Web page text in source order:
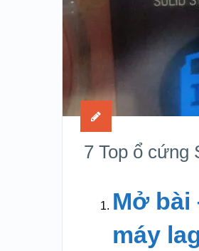
7 Top ổ cứng
Mở bài
máy